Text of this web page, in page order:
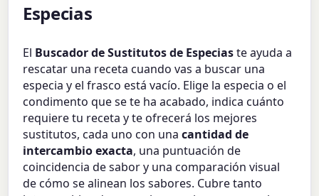
Especias
El Buscador de Sustitutos de Especiaste ayuda a
rescatar una receta cuando vas a buscar una
especia y el frasco está vacío. Elige la especia o el
condimento que se te ha acabado, indica cuánto
requiere tu receta y te ofrecerá los mejores
sustitutos, cada uno con unacantidad de
intercambio exacta, una puntuación de
coincidencia de sabor y una comparación visual
de cómo se alinean los sabores. Cubre tanto